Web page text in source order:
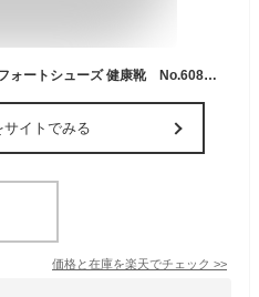
HPS hps 外反母趾 疲れない コンフォートシューズ 健康靴 No.60814（ブラック、ブラウン、オフホワイト、スカイブルー、ピンク、カーキ）外反母趾に優しく動きやすいパンチングシューズ｜幅広 ウォーキング 足に優しい 楽な靴 足ツボ 痛くない
サイトでみる
価格と在庫を楽天でチェック >>